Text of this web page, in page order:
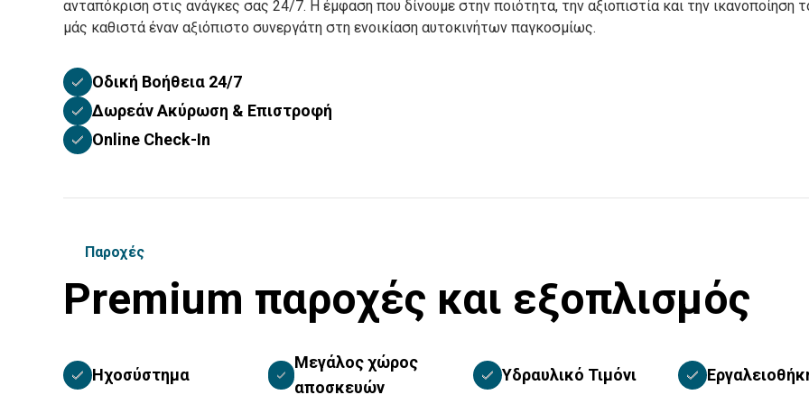
ανταπόκριση στις ανάγκες σας 24/7. Η έμφαση που δίνουμε στην ποιότητα, την αξιοπιστία και την ικανοποίηση
μάς καθιστά έναν αξιόπιστο συνεργάτη στη ενοικίαση αυτοκινήτων παγκοσμίως.
Οδική Βοήθεια 24/7
Δωρεάν Ακύρωση & Επιστροφή
Online Check-In
Παροχές
Premium παροχές και εξοπλισμός
Ηχοσύστημα
Μεγάλος χώρος
αποσκευών
Υδραυλικό Τιμόνι